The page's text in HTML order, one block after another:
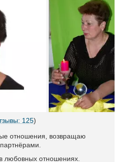
125)
отношения, возвращаю
любовных отношениях.